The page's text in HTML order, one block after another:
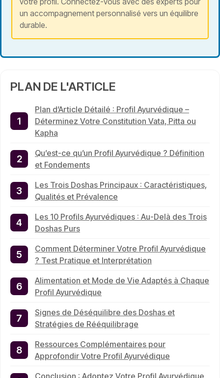
un accompagnement personnalisé vers un équilibre
durable.
PLAN DE L'ARTICLE
Plan d’Article Détailé : Profil Ayurvédique –
Déterminez Votre Constitution Vata, Pitta ou
Kapha
Qu’est-ce qu’un Profil Ayurvédique ? Définition
et Fondements
Les Trois Doshas Principaux : Caractéristiques,
Qualités et Prévalence
Les 10 Profils Ayurvédiques : Au-Delà des Trois
Doshas Purs
Comment Déterminer Votre Profil Ayurvédique
? Test Pratique et Interprétation
Alimentation et Mode de Vie Adaptés à Chaque
Profil Ayurvédique
Signes de Déséquilibre des Doshas et
Stratégies de Rééquilibrage
Ressources Complémentaires pour
Approfondir Votre Profil Ayurvédique